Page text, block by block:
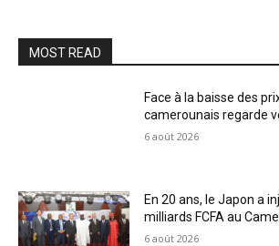
MOST READ
Face à la baisse des
camerounais regarde
6 août 2026
En 20 ans, le Japon a
milliards FCFA au
6 août 2026